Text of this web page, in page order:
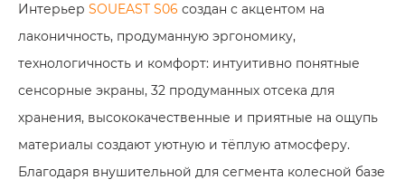
Интерьер SOUEAST S06 создан с акцентом на
лаконичность, продуманную эргономику,
технологичность и комфорт: интуитивно понятные
сенсорные экраны, 32 продуманных отсека для
хранения, высококачественные и приятные на ощупь
материалы создают уютную и тёплую атмосферу.
Благодаря внушительной для сегмента колесной базе